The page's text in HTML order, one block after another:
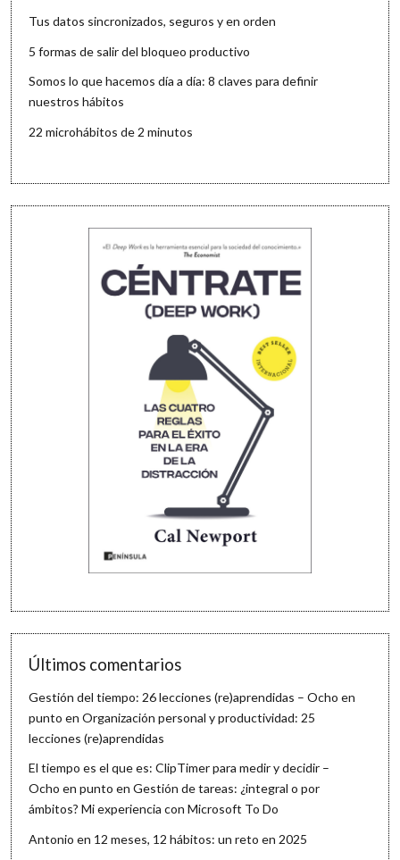
Tus datos sincronizados, seguros y en orden
5 formas de salir del bloqueo productivo
Somos lo que hacemos día a día: 8 claves para definir
nuestros hábitos
22 microhábitos de 2 minutos
Últimos comentarios
Gestión del tiempo: 26 lecciones (re)aprendidas – Ocho en
punto enOrganización personal y productividad: 25
lecciones (re)aprendidas
El tiempo es el que es: ClipTimer para medir y decidir –
Ocho en punto enGestión de tareas: ¿integral o por
ámbitos? Mi experiencia con Microsoft To Do
Antonio en 12 meses, 12 hábitos: un reto en 2025